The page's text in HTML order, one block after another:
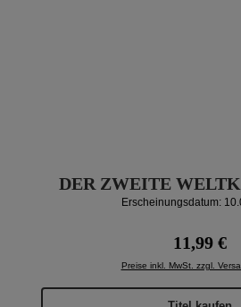
DER ZWEITE
Erscheinungsdatum:
Regulärer
11,99 €
Preise inkl. MwSt. zzgl.